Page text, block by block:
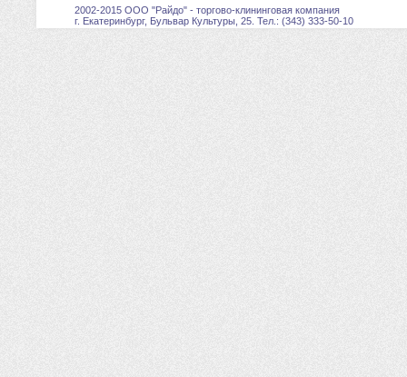
2002-2015 ООО "Райдо" - торгово-клининговая компания
г. Екатеринбург, Бульвар Культуры, 25. Тел.: (343) 333-50-10